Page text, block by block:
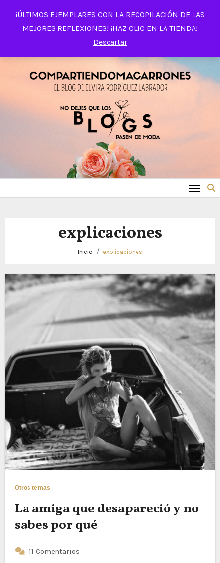
¡ÚLTIMOS EJEMPLARES CON LA RECOPILACIÓN DE LAS
MEJORES REFLEXIONES! ¡HAZ CLIC EN LA TIENDA!
Descartar
contenido
explicaciones
Inicio explicaciones
Otros temas
La amiga que desapareció y no
sabes por qué
11 Comentarios